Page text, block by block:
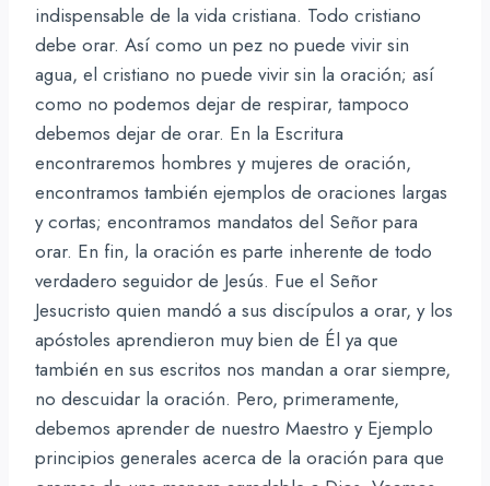
indispensable de la vida cristiana. Todo cristiano
debe orar. Así como un pez no puede vivir sin
agua, el cristiano no puede vivir sin la oración; así
como no podemos dejar de respirar, tampoco
debemos dejar de orar. En la Escritura
encontraremos hombres y mujeres de oración,
encontramos también ejemplos de oraciones largas
y cortas; encontramos mandatos del Señor para
orar. En fin, la oración es parte inherente de todo
verdadero seguidor de Jesús. Fue el Señor
Jesucristo quien mandó a sus discípulos a orar, y los
apóstoles aprendieron muy bien de Él ya que
también en sus escritos nos mandan a orar siempre,
no descuidar la oración. Pero, primeramente,
debemos aprender de nuestro Maestro y Ejemplo
principios generales acerca de la oración para que